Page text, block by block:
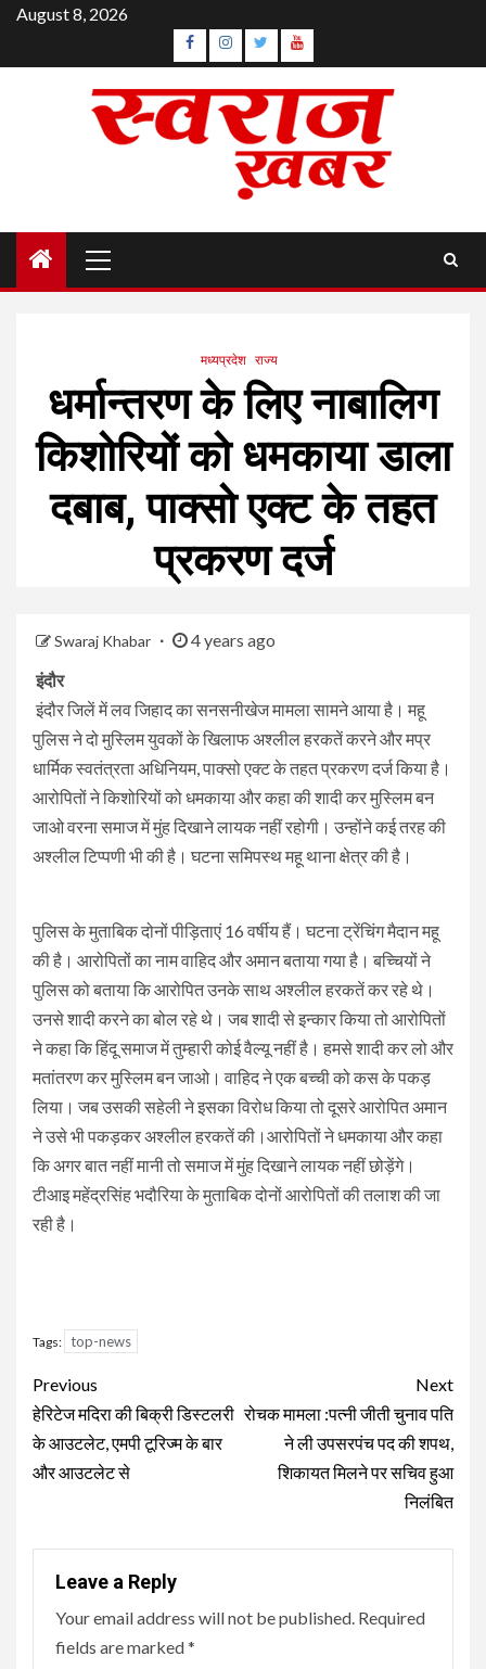
Skip
content
August 8, 2026
Facebook
Instagram
TwitterYouTube
Menu
मध्यप्रदेश राज्य
धर्मान्तरण के लिए नाबालिग
किशोरियों को धमकाया डाला
दबाब, पाक्सो एक्ट के तहत
प्रकरण दर्ज
Swaraj Khabar
4 years ago
इंदौर
इंदौर जिलें में लव जिहाद का सनसनीखेज मामला सामने आया है। महू
पुलिस ने दो मुस्लिम युवकों के खिलाफ अश्लील हरकतें करने और मप्र
धार्मिक स्वतंत्रता अधिनियम, पाक्सो एक्ट के तहत प्रकरण दर्ज किया है।
आरोपितों ने किशोरियों को धमकाया और कहा की शादी कर मुस्लिम बन
जाओ वरना समाज में मुंह दिखाने लायक नहीं रहोगी। उन्होंने कई तरह की
अश्लील टिप्पणी भी की है। घटना समिपस्थ महू थाना क्षेत्र की है।
पुलिस के मुताबिक दोनों पीड़िताएं 16 वर्षीय हैं। घटना ट्रेंचिंग मैदान महू
की है। आरोपितों का नाम वाहिद और अमान बताया गया है। बच्चियों ने
पुलिस को बताया कि आरोपित उनके साथ अश्लील हरकतें कर रहे थे।
उनसे शादी करने का बोल रहे थे। जब शादी से इन्कार किया तो आरोपितों
ने कहा कि हिंदू समाज में तुम्हारी कोई वैल्यू नहीं है। हमसे शादी कर लो और
मतांतरण कर मुस्लिम बन जाओ। वाहिद ने एक बच्ची को कस के पकड़
लिया। जब उसकी सहेली ने इसका विरोध किया तो दूसरे आरोपित अमान
ने उसे भी पकड़कर अश्लील हरकतें की।आरोपितों ने धमकाया और कहा
कि अगर बात नहीं मानी तो समाज में मुंह दिखाने लायक नहीं छोड़ेंगे।
टीआइ महेंद्रसिंह भदौरिया के मुताबिक दोनों आरोपितों की तलाश की जा
रही है।
Tags: top-news
Continue
Reading
Previous
हेरिटेज मदिरा की बिक्री डिस्टलरी
के आउटलेट, एमपी टूरिज्म के बार
और आउटलेट से
Next
रोचक मामला :पत्नी जीती चुनाव पति
ने ली उपसरपंच पद की शपथ,
शिकायत मिलने पर सचिव हुआ
निलंबित
Leave a Reply
Your email address will not be published. Required
fields are marked*